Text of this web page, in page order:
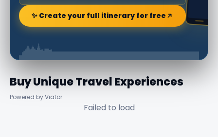
✨ Create your full itinerary for free
Buy Unique Travel Experiences
Powered by Viator
Failed to load